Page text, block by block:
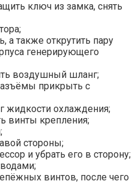
ключ из замка, снять
а также открутить пару
генерирующего
воздушный шланг;
прикрыть с
жидкости охлаждения;
винты крепления;
стороны;
и убрать его в сторону;
винтов, после чего